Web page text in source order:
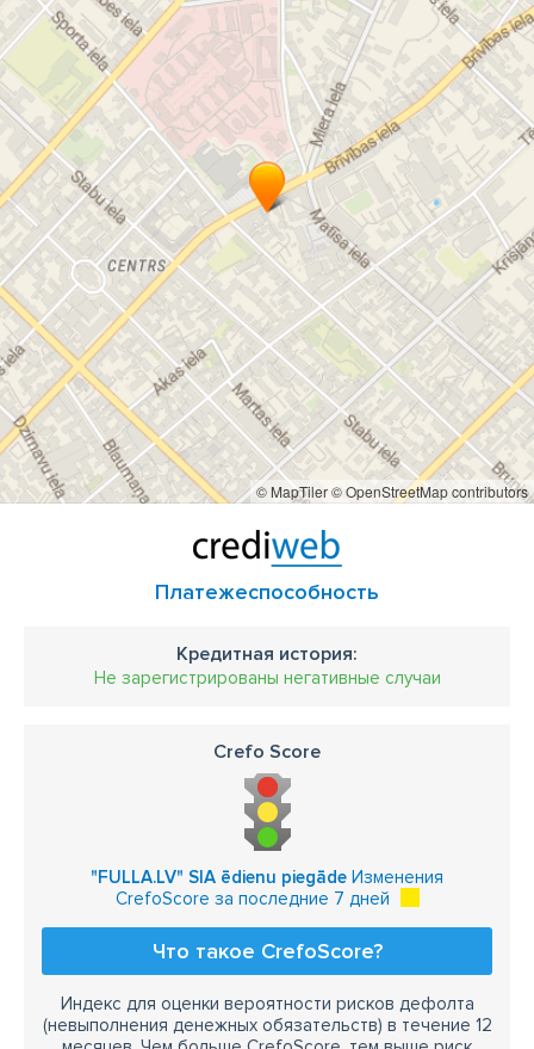
© MapTiler© OpenStreetMap contributors
Платежеспособность
Кредитная история:
Не зарегистрированы негативные случаи
Crefo Score
"FULLA.LV" SIA ēdienu piegāde Изменения
CrefoScore за последние 7 дней
Что такое CrefoScore?
Индекс для оценки вероятности рисков дефолта
(невыполнения денежных обязательств) в течение 12